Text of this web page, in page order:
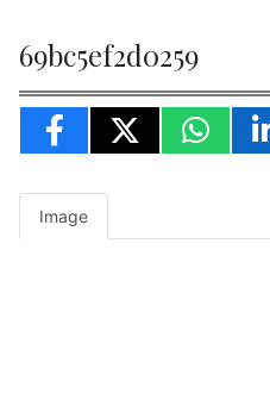
69bc5ef2d0259
Image